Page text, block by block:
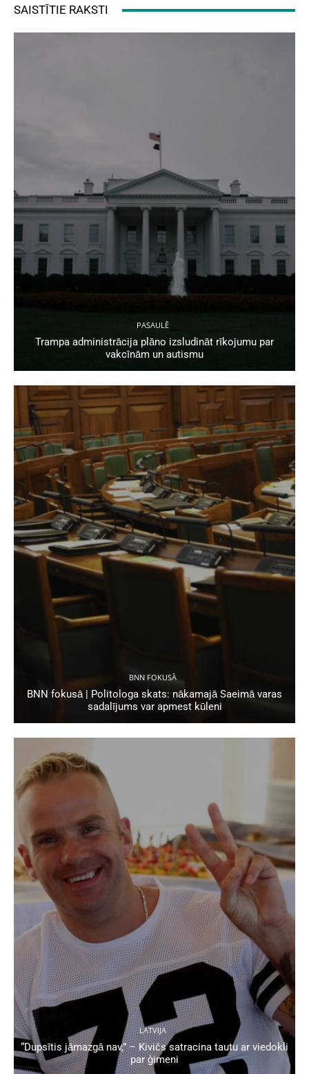
SAISTĪTIE RAKSTI
PASAULĒ
Trampa administrācija plāno izsludināt rīkojumu par
vakcīnām un autismu
BNN FOKUSĀ
BNN fokusā | Politologa skats: nākamajā Saeimā varas
sadalījums var apmest kūleni
LATVIJA
“Dupsītis jāmazgā nav,” – Kivičs satracina tautu ar viedokli
par ģimeni